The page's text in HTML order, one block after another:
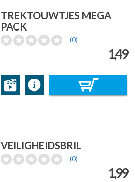
TREKTOUWTJES MEGA
PACK
(0)
1,49
VEILIGHEIDSBRIL
(0)
1,99